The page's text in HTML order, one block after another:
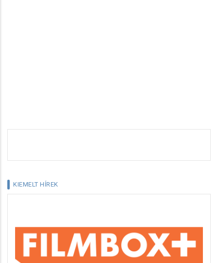
KIEMELT HÍREK